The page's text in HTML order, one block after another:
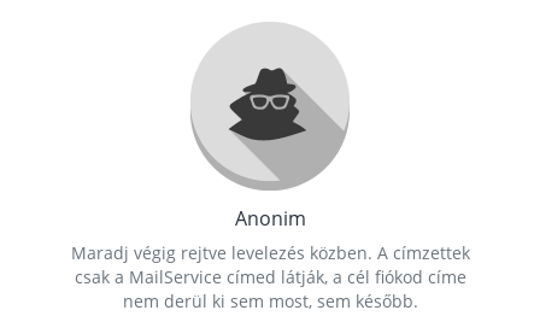
Anonim
Maradj végig rejtve levelezés közben. A címzettek
csak a MailService címed látják, a cél fiókod címe
nem derül ki sem most, sem később.